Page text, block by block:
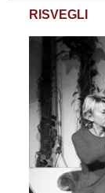
RISVEGLI